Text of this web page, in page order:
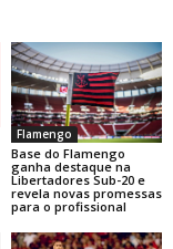
Flamengo
Base do Flamengo
ganha destaque na
Libertadores Sub-20 e
revela novas promessas
para o profissional